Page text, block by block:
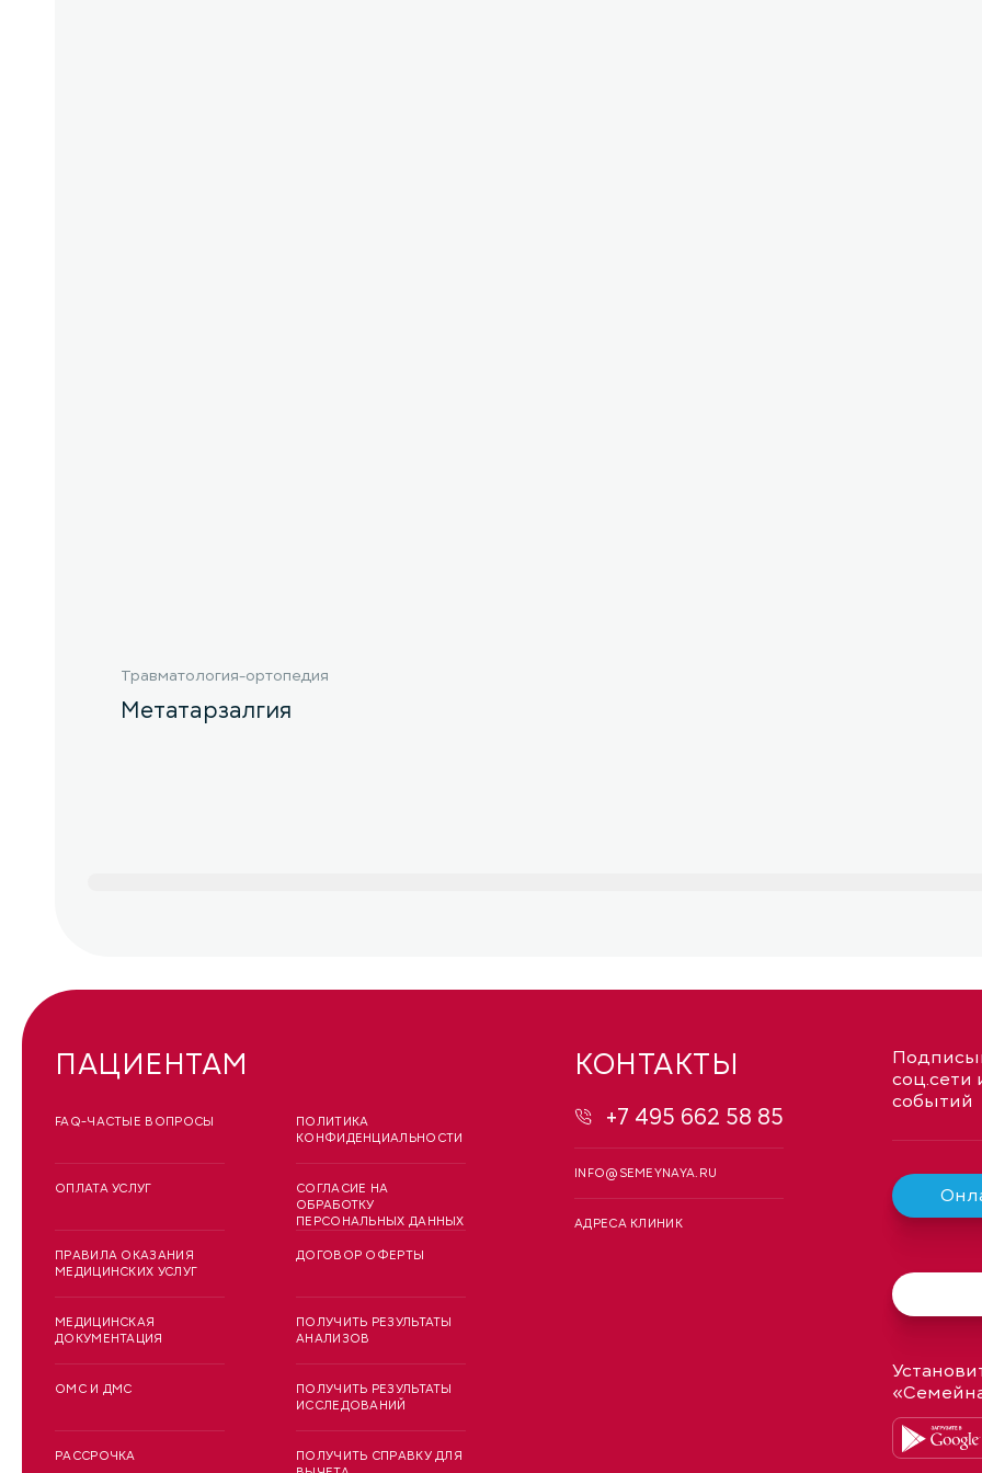
Травматология-ортопедия
Метатарзалгия
ПАЦИЕНТАМ
FAQ-ЧАСТЫЕ ВОПРОСЫ
ОПЛАТА УСЛУГ
ПРАВИЛА ОКАЗАНИЯ
МЕДИЦИНСКИХ УСЛУГ
МЕДИЦИНСКАЯ
ДОКУМЕНТАЦИЯ
ОМС И ДМС
РАССРОЧКА
ПОЛИТИКА
КОНФИДЕНЦИАЛЬНОСТИ
СОГЛАСИЕ НА
ОБРАБОТКУ
ПЕРСОНАЛЬНЫХ ДАННЫХ
ДОГОВОР ОФЕРТЫ
ПОЛУЧИТЬ РЕЗУЛЬТАТЫ
АНАЛИЗОВ
ПОЛУЧИТЬ РЕЗУЛЬТАТЫ
ИССЛЕДОВАНИЙ
ПОЛУЧИТЬ СПРАВКУ ДЛЯ
КОНТАКТЫ
+7 495 662 58 85
INFO@SEMEYNAYA.RU
АДРЕСА КЛИНИК
соц.сети
событий